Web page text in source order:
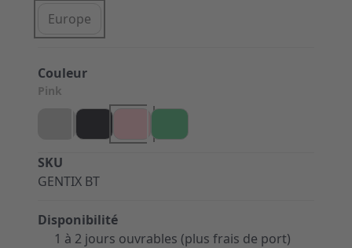
SKU
GENTIX BT
Disponibilité
1 à 2 jours ouvrables (plus frais de port)
Europe
Couleur
Pink